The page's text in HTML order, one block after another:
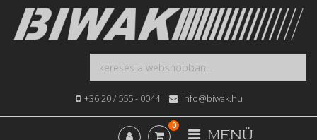
+36 20 / 555 - 0044 info@biwak.hu
MENÜ
0